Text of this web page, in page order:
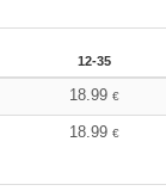
12-35
18.99 €
18.99 €